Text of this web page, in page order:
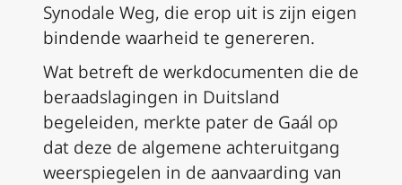
Synodale Weg, die erop uit is zijn eigen
bindende waarheid te genereren.
Wat betreft de werkdocumenten die de
beraadslagingen in Duitsland
begeleiden, merkte pater de Gaál op
dat deze de algemene achteruitgang
weerspiegelen in de aanvaarding van